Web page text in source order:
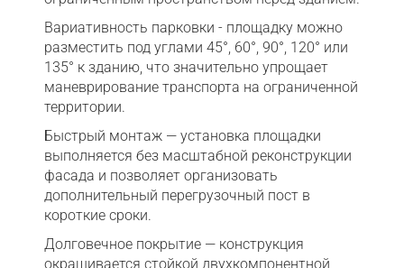
Вариативность парковки - площадку можно
разместить под углами 45°, 60°, 90°, 120° или
135° к зданию, что значительно упрощает
маневрирование транспорта на ограниченной
территории.
Быстрый монтаж — установка площадки
выполняется без масштабной реконструкции
фасада и позволяет организовать
дополнительный перегрузочный пост в
короткие сроки.
Долговечное покрытие — конструкция
окрашивается стойкой двухкомпонентной